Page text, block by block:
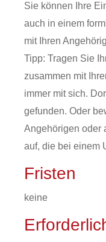
Sie können Ihre
auch in einem
mit Ihren
Tipp: Tragen Sie
zusammen mit
immer mit sich.
gefunden. Oder
Angehörigen oder
auf, die bei einem
Fristen
keine